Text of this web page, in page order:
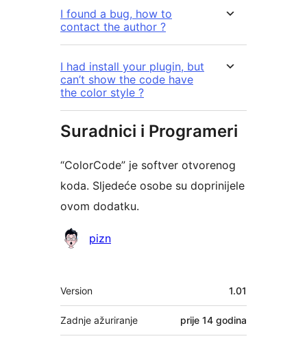
I found a bug, how to
contact the author ?
I had install your plugin, but
can’t show the code have
the color style ?
Suradnici i Programeri
“ColorCode” je softver otvorenog
koda. Sljedeće osobe su doprinijele
ovom dodatku.
Suradnici
pizn
Meta
Version 1.01
Zadnje ažuriranje prije 14 godina